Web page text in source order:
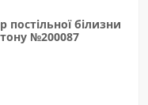
постільної білизни
№200087